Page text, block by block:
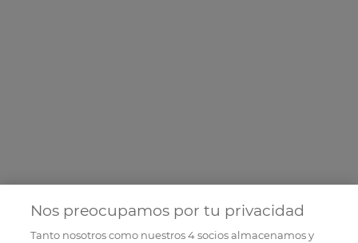
Nos preocupamos por tu privacidad
Tanto nosotros como nuestros4socios almacenamos y